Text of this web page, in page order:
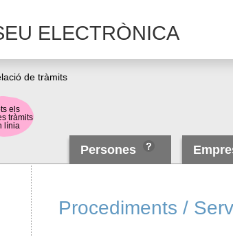
ELECTRÒNICA
de tràmits
Persones
Procediments /
els
tràmits
línia